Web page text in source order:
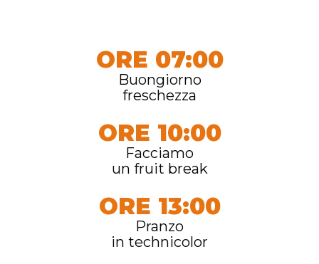
ORE 07:00
Buongiorno
freschezza
ORE 10:00
Facciamo
un fruit break
ORE 13:00
Pranzo
in technicolor